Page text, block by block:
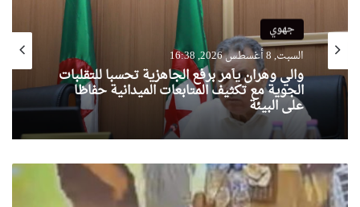
جهوي
السبت, 8 أغسطس 2026, 16:38
والي وهران يأمر برفع الجاهزية تحسبا للتقلبات
الجوية مع تكثيف المتابعات الميدانية حفاظا
على البيئة
ب
ع